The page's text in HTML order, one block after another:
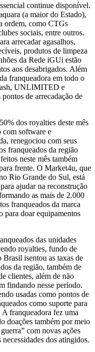
continue disponível.
(a maior do Estado),
ordem, como CTGs
sociais, entre outros.
arrecadar agasalhos,
produtos de limpeza
da Rede iGUi estão
aos desabrigados. Além
franqueadora em todo o
UNLIMITED e
de arrecadação de
dos royalties deste mês
com software e
renegociou com seus
franqueados da região
neste mês também
frente. O Market4u, que
Rio Grande do Sul, está
ajudar na reconstrução
as mais de 2.000
franqueados da marca
para doar equipamentos
das unidades
royalties, fundo de
Brasil isentou as taxas de
da região, também de
clientes, além de não
findando nesse período.
usadas como pontos de
como suporte para
franqueadora fez uma
doações também por meio
com novas ações
dos atingidos.